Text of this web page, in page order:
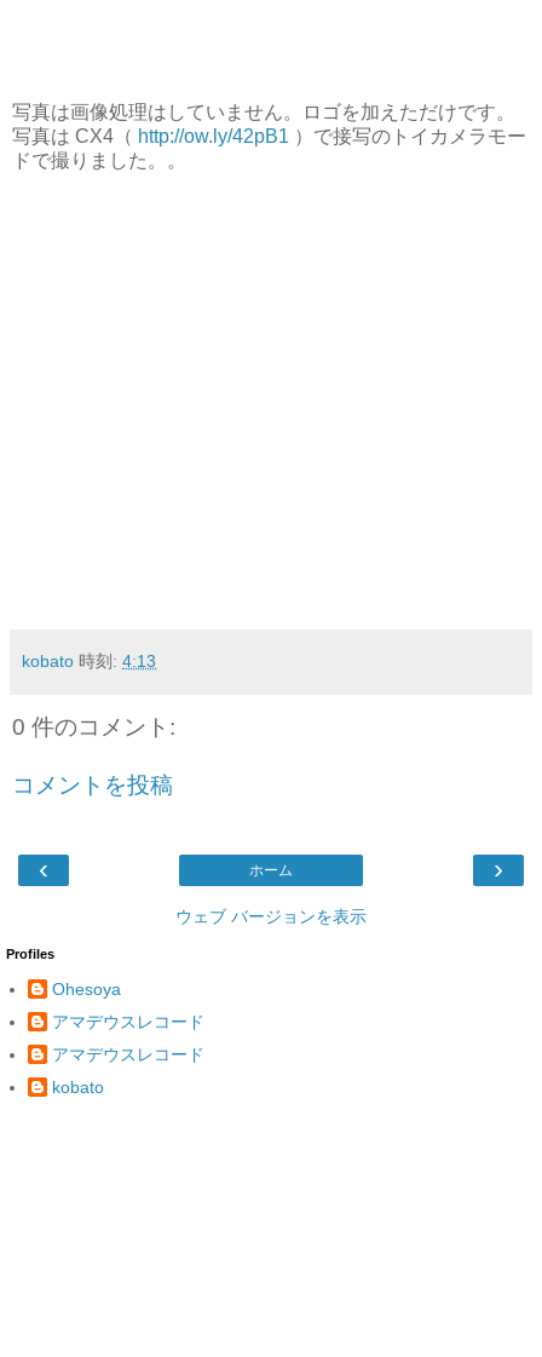
写真は画像処理はしていません。ロゴを加えただけです。
写真は CX4（ http://ow.ly/42pB1 ）で接写のトイカメラモー
ドで撮りました。。
kobato 時刻: 4:13
0 件のコメント:
コメントを投稿
‹ ›
ホーム
ウェブ バージョンを表示
Profiles
Ohesoya
アマデウスレコード
アマデウスレコード
kobato